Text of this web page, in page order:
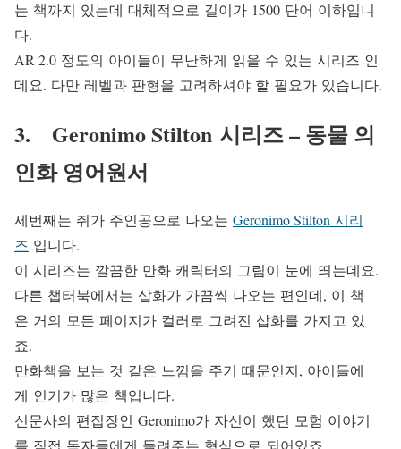
는 책까지 있는데 대체적으로 길이가 1500 단어 이하입니
다.
AR 2.0 정도의 아이들이 무난하게 읽을 수 있는 시리즈 인
데요. 다만 레벨과 판형을 고려하셔야 할 필요가 있습니다.
3. Geronimo Stilton 시리즈 – 동물 의
인화 영어원서
세번째는 쥐가 주인공으로 나오는 Geronimo Stilton 시리
즈 입니다.
이 시리즈는 깔끔한 만화 캐릭터의 그림이 눈에 띄는데요.
다른 챕터북에서는 삽화가 가끔씩 나오는 편인데, 이 책
은 거의 모든 페이지가 컬러로 그려진 삽화를 가지고 있
죠.
만화책을 보는 것 같은 느낌을 주기 때문인지, 아이들에
게 인기가 많은 책입니다.
신문사의 편집장인 Geronimo가 자신이 했던 모험 이야기